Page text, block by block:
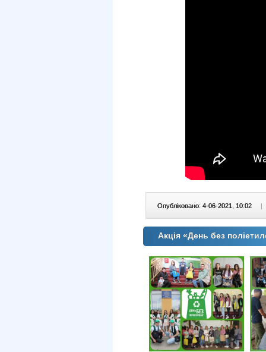
Опубліковано: 4-06-2021, 10:02 |
Акція «День без